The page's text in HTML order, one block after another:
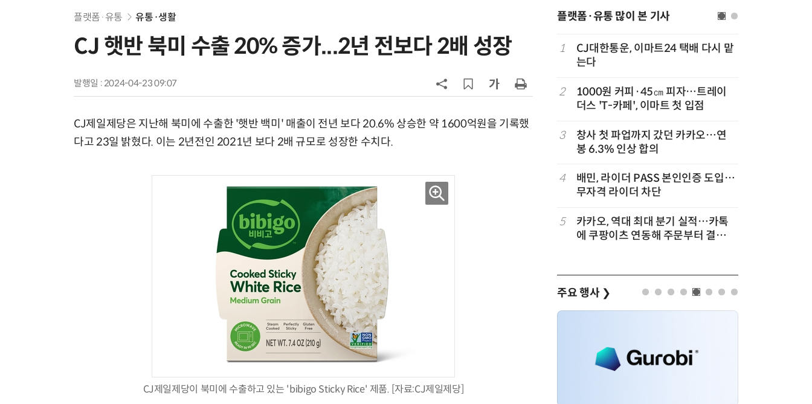
플랫폼·유통 유통·생활
CJ 햇반 북미 수출 20% 증가...2년 전보다 2배 성장
발행일 : 2024-04-23 09:07
CJ제일제당은 지난해 북미에 수출한 '햇반 백미' 매출이 전년 보다 20.6% 상승한 약 1600억원을 기록했
다고 23일 밝혔다. 이는 2년전인 2021년 보다 2배 규모로 성장한 수치다.
CJ제일제당이 북미에 수출하고 있는 'bibigo Sticky Rice' 제품. [자료:CJ제일제당]
플랫폼·유통 많이 본 기사
6
쿠팡Inc, 상반기 영업적자 1.2조 육
[뉴스줌인] 쿠팡Inc, 2분기 '어닝쇼
회복”
8
“쿠팡, 7월 결제액 6조1100억 '역대
최대'…쿠팡이츠도 신기록”
9
네이버, 2분기 매출 3조3888억원…
분기 기준 역대 최대
10
포켓몬 별빛낙원 꾸린다
1
CJ대한통운, 이마트24 택배 다시 맡
는다
2
1000원 커피·45㎝ 피자…트레이
더스 'T-카페', 이마트 첫 입점
3
창사 첫 파업까지 갔던 카카오…연
봉 6.3% 인상 합의
4
배민, 라이더 PASS 본인인증 도입…
무자격 라이더 차단
5
카카오, 역대 최대 분기 실적…카톡
에 쿠팡이츠 연동해 주문부터 결제까
주요 행사 ❯